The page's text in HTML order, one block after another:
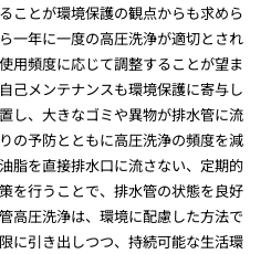
ことが環境保護の観点からも求めら
一年に一度の高圧洗浄が適切とされ
用頻度に応じて調整することが望ま
己メンテナンスも環境保護に寄与し
し、大きなゴミや異物が排水管に流
の予防とともに高圧洗浄の頻度を減
脂を直接排水口に流さない、定期的
を行うことで、排水管の状態を良好
高圧洗浄は、環境に配慮した方法で
に引き出しつつ、持続可能な生活環